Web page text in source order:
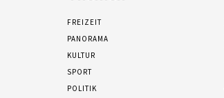
FREIZEIT
PANORAMA
KULTUR
SPORT
POLITIK